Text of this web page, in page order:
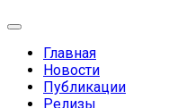
Главная
Новости
Публикации
Релизы